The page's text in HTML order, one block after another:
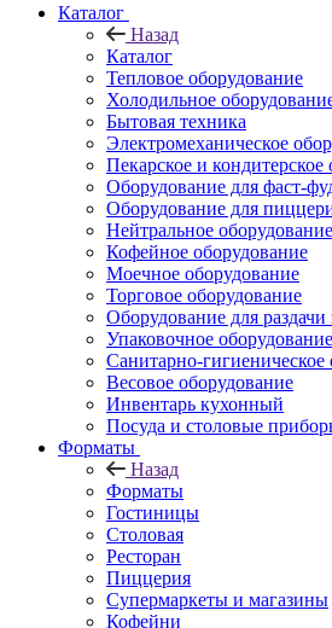
Каталог
Назад
Каталог
Тепловое оборудование
Холодильное
Бытовая техника
Электромеханическое
Пекарское и кондитерское
Оборудование для фаст-
Оборудование для
Нейтральное оборудование
Кофейное оборудование
Моечное оборудование
Торговое оборудование
Оборудование для
Упаковочное оборудование
Санитарно-гигиеническое
Весовое оборудование
Инвентарь кухонный
Посуда и столовые
Форматы
Назад
Форматы
Гостиницы
Столовая
Ресторан
Пиццерия
Супермаркеты и магазины
Кофейни